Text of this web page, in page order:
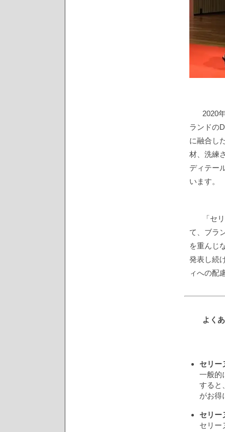
2020
ランドの
に融合し
材、洗練
ディテー
います。
「セ
て、ブラ
を重んじ
発表し続
ィへの配
よく
セリー
一般的
すると
がお得
セリー
セリー